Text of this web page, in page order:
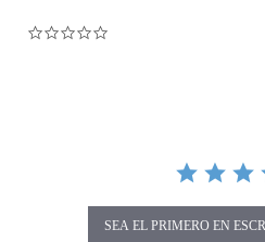
SEA EL PRIMERO EN